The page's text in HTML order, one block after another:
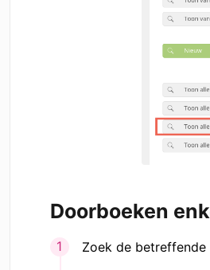
Doorboeken
Zoek de